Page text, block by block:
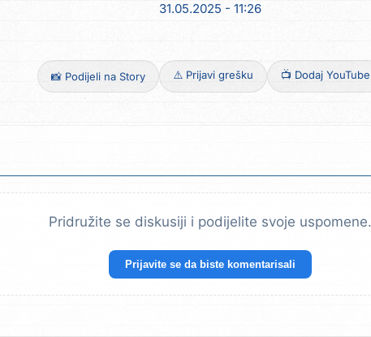
31.05.2025 - 11:26
📸 Podijeli na Story ⚠️ Prijavi grešku 📺 Dodaj YouTube
Pridružite se diskusiji i podijelite svoje uspomene.
Prijavite se da biste komentarisali